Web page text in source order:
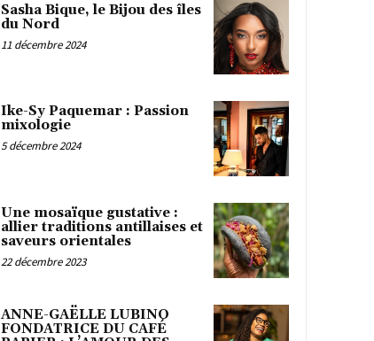
Sasha Bique, le Bijou des îles
du Nord
11 décembre 2024
Ike-Sy Paquemar : Passion
mixologie
5 décembre 2024
Une mosaïque gustative :
allier traditions antillaises et
saveurs orientales
22 décembre 2023
ANNE-GAËLLE LUBINO
FONDATRICE DU CAFÉ